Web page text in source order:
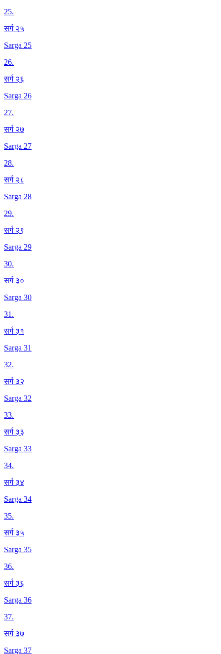
25.
सर्ग २५
Sarga 25
26.
सर्ग २६
Sarga 26
27.
सर्ग २७
Sarga 27
28.
सर्ग २८
Sarga 28
29.
सर्ग २९
Sarga 29
30.
सर्ग ३०
Sarga 30
31.
सर्ग ३१
Sarga 31
32.
सर्ग ३२
Sarga 32
33.
सर्ग ३३
Sarga 33
34.
सर्ग ३४
Sarga 34
35.
सर्ग ३५
Sarga 35
36.
सर्ग ३६
Sarga 36
37.
सर्ग ३७
Sarga 37